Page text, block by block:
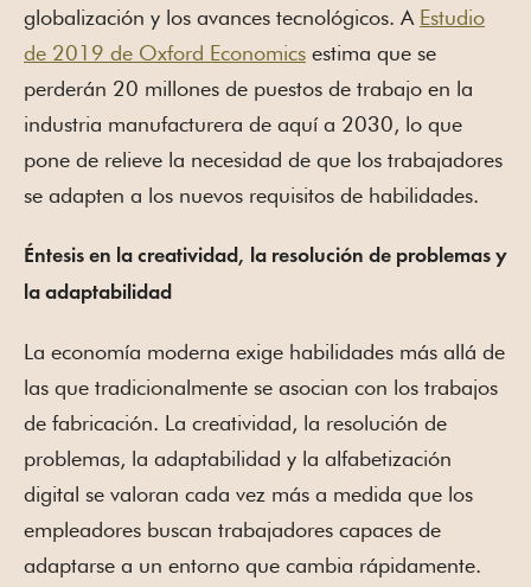
globalización y los avances tecnológicos. A Estudio
de 2019 de Oxford Economics estima que se
perderán 20 millones de puestos de trabajo en la
industria manufacturera de aquí a 2030, lo que
pone de relieve la necesidad de que los trabajadores
se adapten a los nuevos requisitos de habilidades.
Éntesis en la creatividad, la resolución de problemas y
la adaptabilidad
La economía moderna exige habilidades más allá de
las que tradicionalmente se asocian con los trabajos
de fabricación. La creatividad, la resolución de
problemas, la adaptabilidad y la alfabetización
digital se valoran cada vez más a medida que los
empleadores buscan trabajadores capaces de
adaptarse a un entorno que cambia rápidamente.